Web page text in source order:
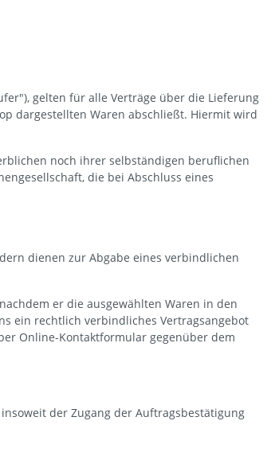
gelten für alle Verträge über die Lieferung
dargestellten Waren abschließt. Hiermit wird
noch ihrer selbständigen beruflichen
die bei Abschluss eines
dienen zur Abgabe eines verbindlichen
er die ausgewählten Waren in den
ein rechtlich verbindliches Vertragsangebot
Online-Kontaktformular gegenüber dem
der Zugang der Auftragsbestätigung